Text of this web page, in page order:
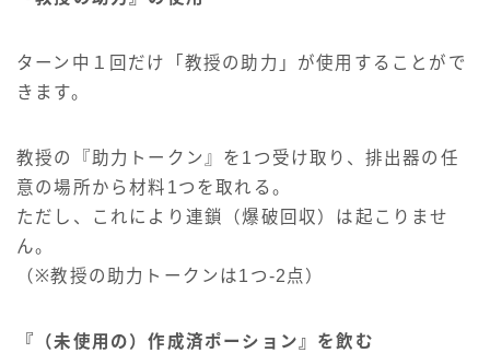
ターン中１回だけ「教授の助力」が使用することがで
きます。
教授の『助力トークン』を1つ受け取り、排出器の任
意の場所から材料1つを取れる。
ただし、これにより連鎖（爆破回収）は起こりませ
ん。
（※教授の助力トークンは1つ-2点）
『（未使用の）作成済ポーション』を飲む